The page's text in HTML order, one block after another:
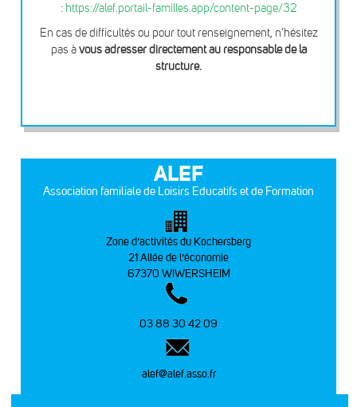
: https://alef.portail-familles.app/content-page/32
En cas de difficultés ou pour tout renseignement, n’hésitez
pas àvous adresser directement au responsable de la
structure.
ALEF
Association familiale de Loisirs Educatifs et de Formation
Zone d’activités du Kochersberg
21 Allée de l’économie
67370 WIWERSHEIM
03 88 30 42 09
alef@alef.asso.fr